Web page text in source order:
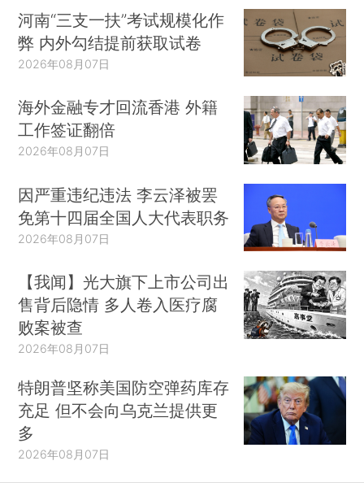
河南“三支一扶”考试规模化作
弊 内外勾结提前获取试卷
2026年08月07日
海外金融专才回流香港 外籍
工作签证翻倍
2026年08月07日
因严重违纪违法 李云泽被罢
免第十四届全国人大代表职务
2026年08月07日
【我闻】光大旗下上市公司出
售背后隐情 多人卷入医疗腐
败案被查
2026年08月07日
特朗普坚称美国防空弹药库存
充足 但不会向乌克兰提供更
多
2026年08月07日